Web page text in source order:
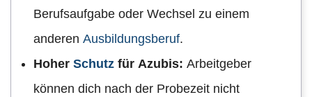
Berufsaufgabe oder Wechsel zu einem
anderen Ausbildungsberuf.
Hoher Schutz für Azubis: Arbeitgeber
können dich nach der Probezeit nicht